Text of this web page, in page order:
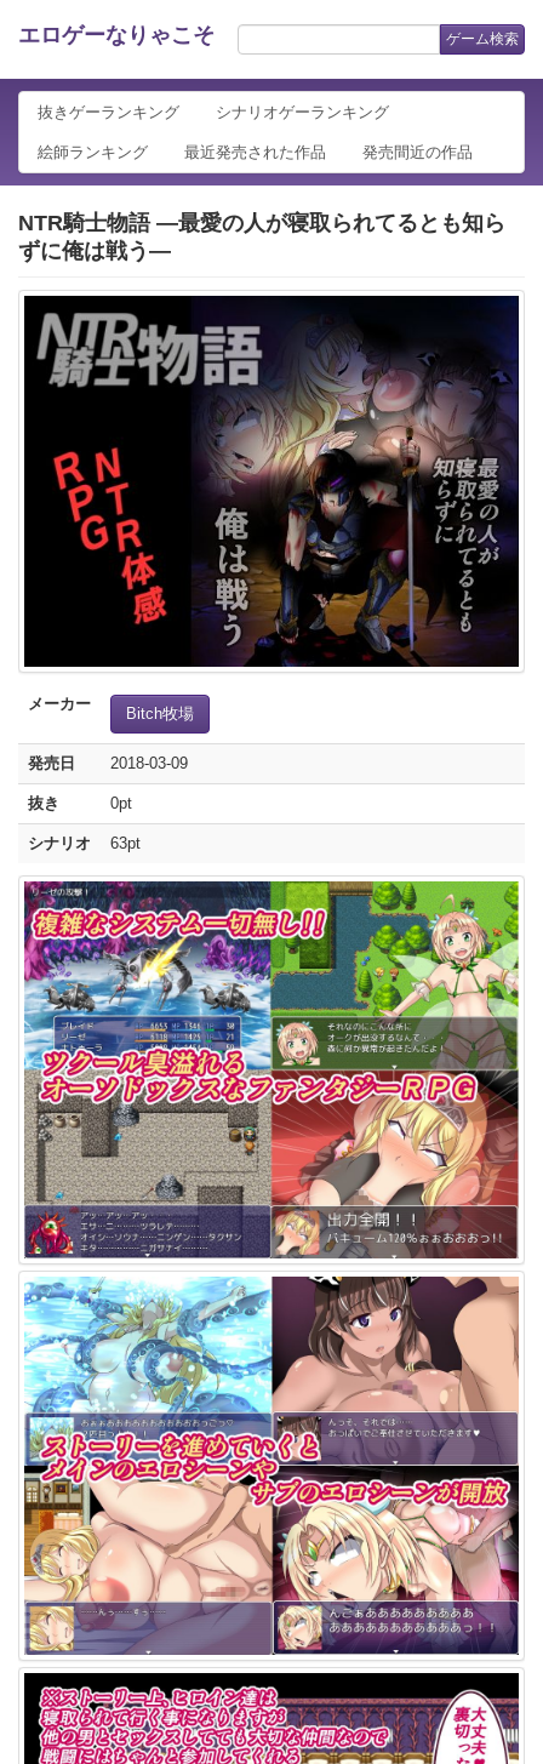
エロゲーなりゃこそ ゲーム検索
抜きゲーランキング シナリオゲーランキング
絵師ランキング 最近発売された作品 発売間近の作品
NTR騎士物語 ―最愛の人が寝取られてるとも知ら
ずに俺は戦う―
メーカー
Bitch牧場
発売日 2018-03-09
抜き 0pt
シナリオ 63pt